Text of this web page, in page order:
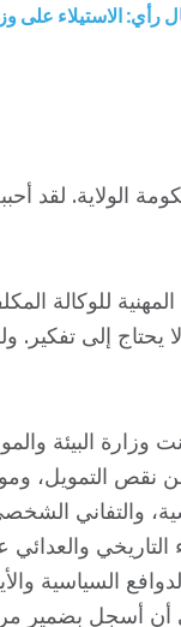
رأي: الاستيلاء على
الولاية. لقد
للوكالة
يحتاج إلى
البيئة
نقص التمويل،
والتفاني
التاريخي
السياسية